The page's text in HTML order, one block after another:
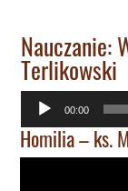
Nauczanie:
Terlikowski
Odtwarzacz
plików
dźwiękowych
00:00
Homilia – ks.